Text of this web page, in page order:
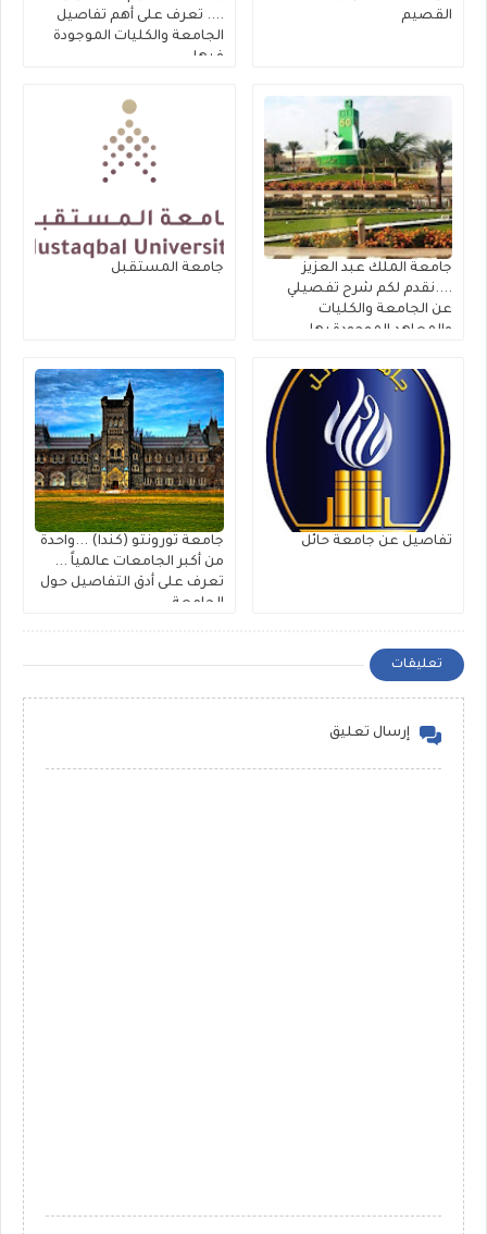
القصيم
.... تعرف على أهم تفاصيل
الجامعة والكليات الموجودة
فيها ...
جامعة الملك عبد العزيز
....نقدم لكم شرح تفصيلي
عن الجامعة والكليات
والمعاهد الموجودة بها ...
جامعة المستقبل
تفاصيل عن جامعة حائل
جامعة تورونتو (كندا) ...واحدة
من أكبر الجامعات عالمياً ...
تعرف على أدق التفاصيل حول
الجامعة ..
تعليقات
إرسال تعليق